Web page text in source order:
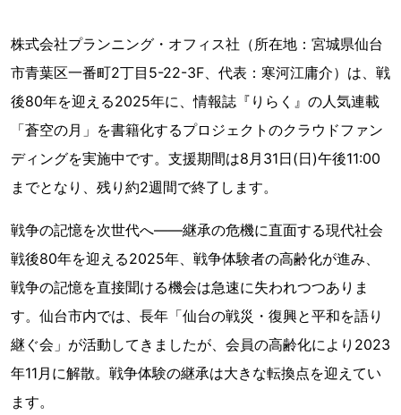
株式会社プランニング・オフィス社（所在地：宮城県仙台
市青葉区一番町2丁目5-22-3F、代表：寒河江庸介）は、戦
後80年を迎える2025年に、情報誌『りらく』の人気連載
「蒼空の月」を書籍化するプロジェクトのクラウドファン
ディングを実施中です。支援期間は8月31日(日)午後11:00
までとなり、残り約2週間で終了します。
戦争の記憶を次世代へ――継承の危機に直面する現代社会
戦後80年を迎える2025年、戦争体験者の高齢化が進み、
戦争の記憶を直接聞ける機会は急速に失われつつありま
す。仙台市内では、長年「仙台の戦災・復興と平和を語り
継ぐ会」が活動してきましたが、会員の高齢化により2023
年11月に解散。戦争体験の継承は大きな転換点を迎えてい
ます。